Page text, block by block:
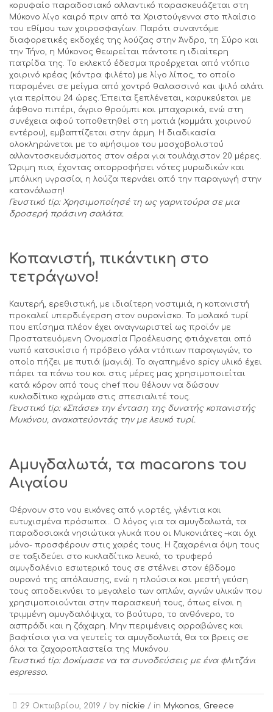
κορυφαίο παραδοσιακό αλλαντικό παρασκευάζεται στη
Μύκονο λίγο καιρό πριν από τα Χριστούγεννα στο πλαίσιο
του εθίμου των χοιροσφαγίων. Παρότι συναντάμε
διαφορετικές εκδοχές της λούζας στην Άνδρο, τη Σύρο και
την Τήνο, η Μύκονος θεωρείται πάντοτε η ιδιαίτερη
πατρίδα της. Το εκλεκτό έδεσμα προέρχεται από ντόπιο
χοιρινό κρέας (κόντρα φιλέτο) με λίγο λίπος, το οποίο
παραμένει σε μείγμα από χοντρό θαλασσινό και ψιλό αλάτι
για περίπου 24 ώρες. Έπειτα ξεπλένεται, καρυκεύεται με
άφθονο πιπέρι, άγριο θρούμπι και μπαχαρικά, ενώ στη
συνέχεια αφού τοποθετηθεί στη ματιά (κομμάτι χοιρινού
εντέρου), εμβαπτίζεται στην άρμη. Η διαδικασία
ολοκληρώνεται με το «ψήσιμο» του μοσχοβολιστού
αλλαντοσκευάσματος στον αέρα για τουλάχιστον 20 μέρες.
Ώριμη πια, έχοντας απορροφήσει νότες μυρωδικών και
μπόλικη υγρασία, η λούζα περνάει από την παραγωγή στην
κατανάλωση!
Γευστικό tip: Χρησιμοποίησέ τη ως γαρνιτούρα σε μια
δροσερή πράσινη σαλάτα.
Κοπανιστή, πικάντικη στο
τετράγωνο!
Καυτερή, ερεθιστική, με ιδιαίτερη νοστιμιά, η κοπανιστή
προκαλεί υπερδιέγερση στον ουρανίσκο. Το μαλακό τυρί
που επίσημα πλέον έχει αναγνωριστεί ως προϊόν με
Προστατευόμενη Ονομασία Προέλευσης φτιάχνεται από
νωπό κατσικίσιο ή πρόβειο γάλα ντόπιων παραγωγών, το
οποίο πήζει με πυτιά (μαγιά). Το αγαπημένο spicy υλικό έχει
πάρει τα πάνω του και στις μέρες μας χρησιμοποιείται
κατά κόρον από τους chef που θέλουν να δώσουν
κυκλαδίτικο «χρώμα» στις σπεσιαλιτέ τους.
Γευστικό tip: «Σπάσε» την ένταση της δυνατής κοπανιστής
Μυκόνου, ανακατεύοντάς την με λευκό τυρί.
Αμυγδαλωτά, τα macarons του
Αιγαίου
Φέρνουν στο νου εικόνες από γιορτές, γλέντια και
ευτυχισμένα πρόσωπα… Ο λόγος για τα αμυγδαλωτά, τα
παραδοσιακά νησιώτικα γλυκά που οι Μυκονιάτες –και όχι
μόνο- προσφέρουν στις χαρές τους. Η ζαχαρένια όψη τους
σε ταξιδεύει στο κυκλαδίτικο λευκό, το τρυφερό
αμυγδαλένιο εσωτερικό τους σε στέλνει στον έβδομο
ουρανό της απόλαυσης, ενώ η πλούσια και μεστή γεύση
τους αποδεικνύει το μεγαλείο των απλών, αγνών υλικών που
χρησιμοποιούνται στην παρασκευή τους, όπως είναι η
τριμμένη αμυγδαλόψιχα, το βούτυρο, το ανθόνερο, το
ασπράδι και η ζάχαρη. Μην περιμένεις αρραβώνες και
βαφτίσια για να γευτείς τα αμυγδαλωτά, θα τα βρεις σε
όλα τα ζαχαροπλαστεία της Μυκόνου.
Γευστικό tip: Δοκίμασε να τα συνοδεύσεις με ένα φλιτζάνι
espresso.
29 Οκτωβρίου, 2019 / by nickie / in Mykonos, Greece